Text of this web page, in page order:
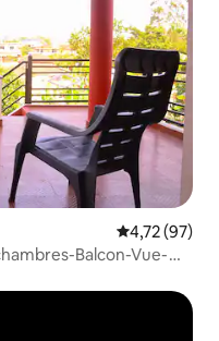
Évaluation
4,72 (97)
Balcon-Vue-